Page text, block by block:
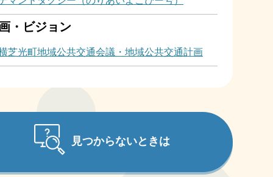
・ビジョン
芝光町地域公共交通会議・地域公共交通計画
見つからないときは